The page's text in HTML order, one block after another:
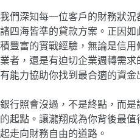
我們深知每一位客戶的財務狀
諸四海皆準的貸款方案。正因如
積豐富的實戰經驗，無論是信用
業者，還是有迫切企業週轉需
有能力協助你找到最合適的資金
銀行照會沒過，不是終點，而
的起點。讓瀧翔成為你背後最
起走向財務自由的道路。